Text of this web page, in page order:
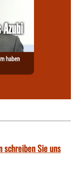
schreiben Sie uns